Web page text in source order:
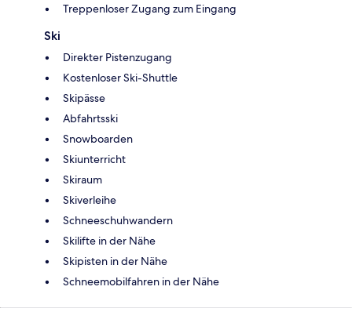
Treppenloser Zugang zum Eingang
Ski
Direkter Pistenzugang
Kostenloser Ski-Shuttle
Skipässe
Abfahrtsski
Snowboarden
Skiunterricht
Skiraum
Skiverleihe
Schneeschuhwandern
Skilifte in der Nähe
Skipisten in der Nähe
Schneemobilfahren in der Nähe